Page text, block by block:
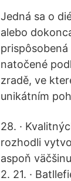
Jedná sa o
alebo
natočené
zradě, ve
unikátním
28. ·
rozhodli
aspoň
2. 21. ·